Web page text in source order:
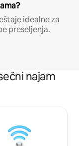
idealne za
preseljenja.
najam